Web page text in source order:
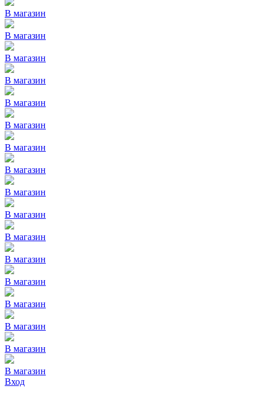
В магазин
В магазин
В магазин
В магазин
В магазин
В магазин
В магазин
В магазин
В магазин
В магазин
В магазин
В магазин
В магазин
В магазин
В магазин
В магазин
В магазин
Вход